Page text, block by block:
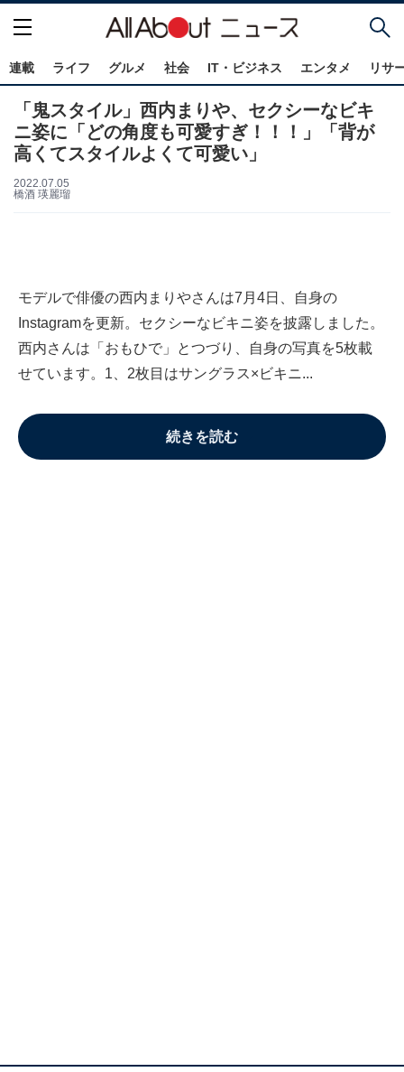
連載 ライフ グルメ 社会 IT・ビジネス エンタメ リサ
「鬼スタイル」西内まりや、セクシーなビキ
ニ姿に「どの角度も可愛すぎ！！！」「背が
高くてスタイルよくて可愛い」
2022.07.05
橋酒 瑛麗瑠
モデルで俳優の西内まりやさんは7月4日、自身の
Instagramを更新。セクシーなビキニ姿を披露しました。
西内さんは「おもひで」とつづり、自身の写真を5枚載
せています。1、2枚目はサングラス×ビキニ...
続きを読む